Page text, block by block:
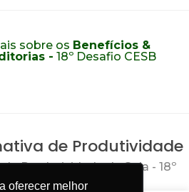
oferecer melhor
sobre os Benefícios &
- 18º Desafio CESB
de Produtividade
Produtividade de Soja - 18º